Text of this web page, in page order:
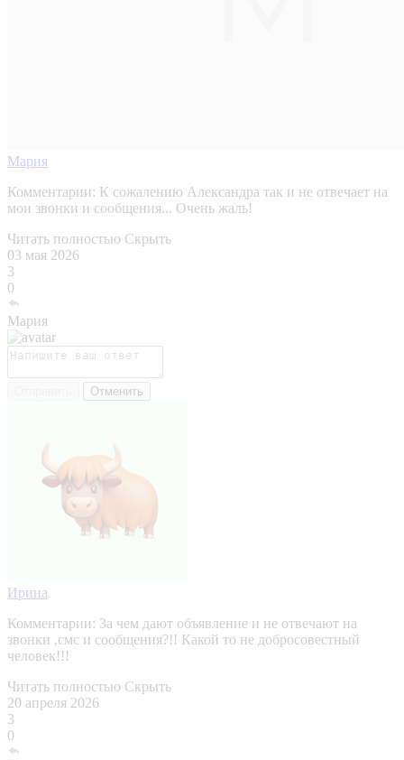
Мария
Комментарии: К сожалению Александра так и не отвечает на
мои звонки и сообщения... Очень жаль!
Читать полностью Скрыть
03 мая 2026
3
0
Мария
Отменить
Ирина
Комментарии: За чем дают объявление и не отвечают на
звонки ,смс и сообщения?!! Какой то не добросовестный
человек!!!
Читать полностью Скрыть
20 апреля 2026
3
0